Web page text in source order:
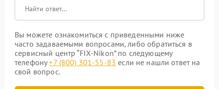
Вы можете ознакомиться с приведенными ниже
часто задаваемыми вопросами, либо обратиться в
сервисный центр “FIX-Nikon” по следующему
телефону+7 (800) 301-55-83 если не нашли ответ на
свой вопрос.